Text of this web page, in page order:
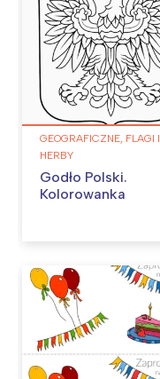
GEOGRAFICZNE, FLAGI I
HERBY
Godło Polski.
Kolorowanka